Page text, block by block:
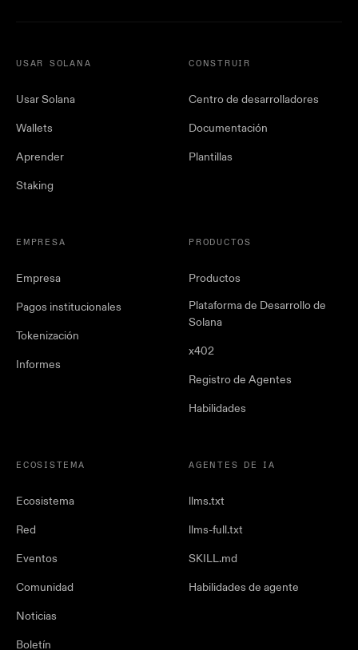
USAR SOLANA
Usar Solana
Wallets
Aprender
Staking
CONSTRUIR
Centro de desarrolladores
Documentación
Plantillas
EMPRESA
Empresa
Pagos institucionales
Tokenización
Informes
PRODUCTOS
Productos
Plataforma de Desarrollo de
Solana
x402
Registro de Agentes
Habilidades
ECOSISTEMA
Ecosistema
Red
Eventos
Comunidad
Noticias
Boletín
AGENTES DE IA
llms.txt
llms-full.txt
SKILL.md
Habilidades de agente